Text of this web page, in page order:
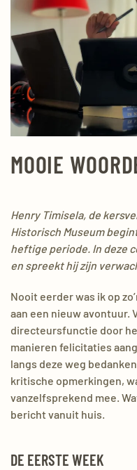
MOOIE
Henry Timisela, de
Historisch Museum
heftige periode. In deze
en spreekt hij zijn
Nooit eerder was ik op
aan een nieuw avontuur.
directeursfunctie door
manieren felicitaties
langs deze weg
kritische opmerkingen,
vanzelfsprekend mee.
bericht vanuit huis.
DE EERSTE WEEK